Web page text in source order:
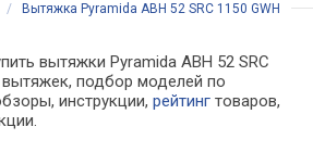
/ Вытяжка Pyramida ABH 52 SRC 1150 GWH
вытяжки Pyramida ABH 52 SRC
вытяжек, подбор моделей по
инструкции,рейтинг товаров,